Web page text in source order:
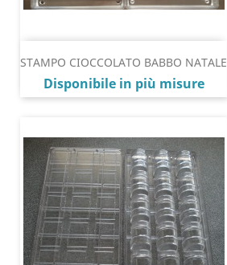
STAMPO CIOCCOLATO BABBO NATALE
Prezzo
Disponibile in più misure